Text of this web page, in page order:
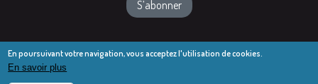
En poursuivant votre navigation, vous acceptez l'utilisation de cookies.
En savoir plus